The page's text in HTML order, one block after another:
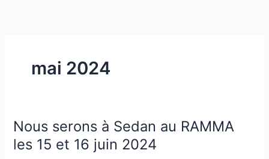
mai 2024
Nous serons à Sedan au RAMMA
les 15 et 16 juin 2024
Nous
serons
à